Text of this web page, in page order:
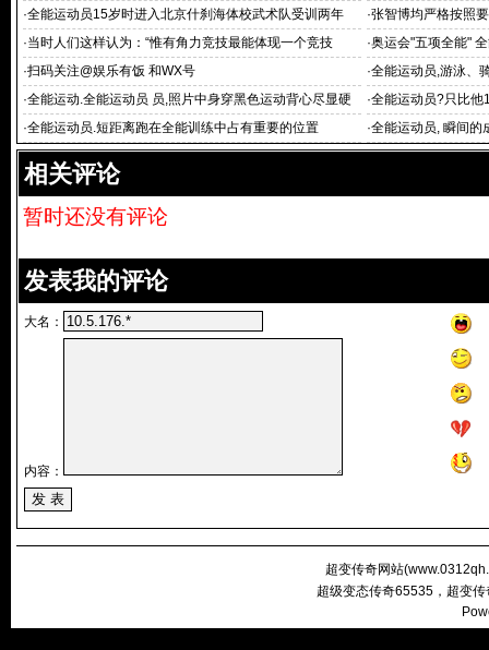
尊（同上
·全能运动员15岁时进入北京什刹海体校武术队受训两年 ·张智博均严格按照
·当时人们这样认为：“惟有角力竞技最能体现一个竞技 ·奥运会"五项全能"
·扫码关注@娱乐有饭 和WX号 ·全能运动员,游泳、
他运动的
·全能运动.全能运动员 员,照片中身穿黑色运动背心尽显硬
朗
·全能运动员?只比
点
·全能运动员.短距离跑在全能训练中占有重要的位置 ·全能运动员, 瞬间
相关评论
暂时还没有评论
发表我的评论
大名：
内容：
超变传奇网站(
超级变态传奇65535，超变